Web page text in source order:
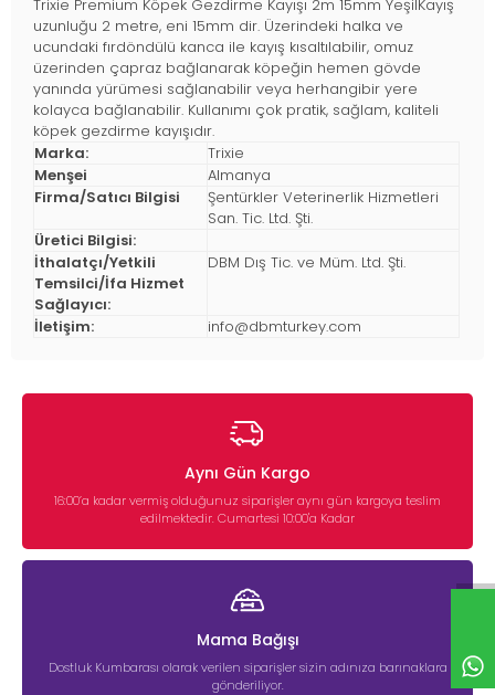
Trixie Premium Köpek Gezdirme Kayışı 2m 15mm YeşilKayış
uzunluğu 2 metre, eni 15mm dir. Üzerindeki halka ve
ucundaki fırdöndülü kanca ile kayış kısaltılabilir, omuz
üzerinden çapraz bağlanarak köpeğin hemen gövde
yanında yürümesi sağlanabilir veya herhangibir yere
kolayca bağlanabilir. Kullanımı çok pratik, sağlam, kaliteli
köpek gezdirme kayışıdır.
Marka:
Trixie
Menşei
Almanya
Firma/Satıcı Bilgisi
Şentürkler Veterinerlik Hizmetleri
San. Tic. Ltd. Şti.
Üretici Bilgisi:
İthalatçı/Yetkili
Temsilci/İfa Hizmet
Sağlayıcı:
DBM Dış Tic. ve Müm. Ltd. Şti.
İletişim: info@dbmturkey.com
Aynı Gün Kargo
16:00’a kadar vermiş olduğunuz siparişler aynı gün kargoya teslim
edilmektedir. Cumartesi 10:00'a Kadar
Mama Bağışı
Dostluk Kumbarası olarak verilen siparişler sizin adınıza barınaklara
gönderiliyor.